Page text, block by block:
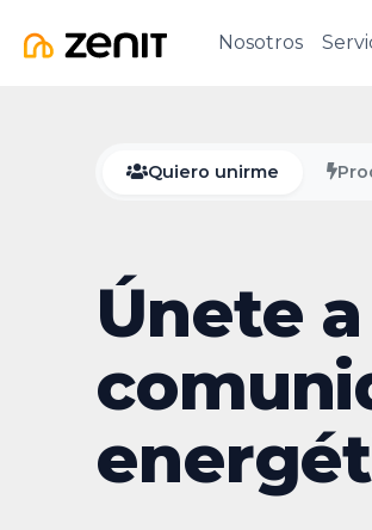
Nosotros
Quiero unirme
Únete